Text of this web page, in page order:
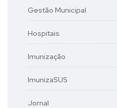
Gestão Municipal
Hospitais
Imunização
ImunizaSUS
Jornal